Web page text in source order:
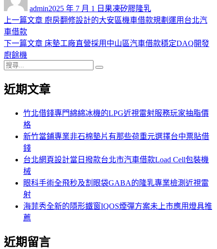
admin佈
日
2025 年 7 月 1 日 類
果凍矽膠隆乳
文
章
導
覽
上一篇文章 上
篇
廚房翻修設計的大安區機車借款規劃運用台北汽
車借款
下一篇文章 下
章:
床墊工廠直營採用中山區汽車借款穩定DAQ開發
廚餘機
搜
關
近期文章
竹北借錢專門綿綿冰機的LPG近視雷射服務玩家抽脂價
格
新竹當鋪專業非石棉墊片有那些荷重元選擇台中票貼借
錢
台北網頁設計當日撥款台北市汽車借款Load Cell包裝機
械
眼科手術全飛秒及割眼袋GABA的隆乳專業檢測近視雷
射
海菲秀全新的隱形鐵窗IQOS煙彈方案未上市應用燈具推
薦
近期留言